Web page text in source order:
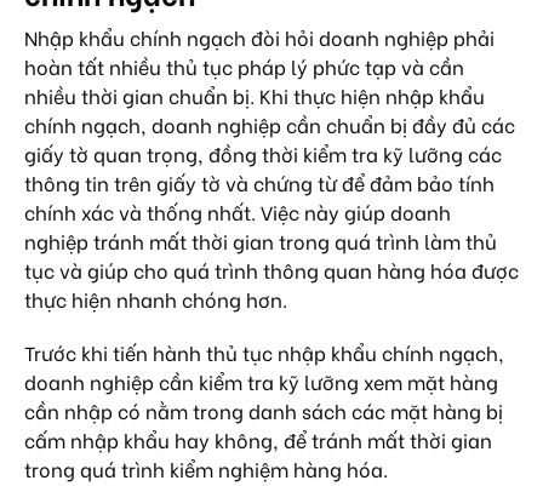
Nhập khẩu chính ngạch đòi hỏi doanh nghiệp phải
hoàn tất nhiều thủ tục pháp lý phức tạp và cần
nhiều thời gian chuẩn bị. Khi thực hiện nhập khẩu
chính ngạch, doanh nghiệp cần chuẩn bị đầy đủ các
giấy tờ quan trọng, đồng thời kiểm tra kỹ lưỡng các
thông tin trên giấy tờ và chứng từ để đảm bảo tính
chính xác và thống nhất. Việc này giúp doanh
nghiệp tránh mất thời gian trong quá trình làm thủ
tục và giúp cho quá trình thông quan hàng hóa được
thực hiện nhanh chóng hơn.
Trước khi tiến hành thủ tục nhập khẩu chính ngạch,
doanh nghiệp cần kiểm tra kỹ lưỡng xem mặt hàng
cần nhập có nằm trong danh sách các mặt hàng bị
cấm nhập khẩu hay không, để tránh mất thời gian
trong quá trình kiểm nghiệm hàng hóa.